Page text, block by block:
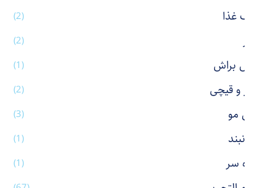
ظرف غذا (2)
عطر (2)
فیس براش (1)
کاتر و قیچی (2)
کش مو (3)
گردنبند (1)
گیره سر (1)